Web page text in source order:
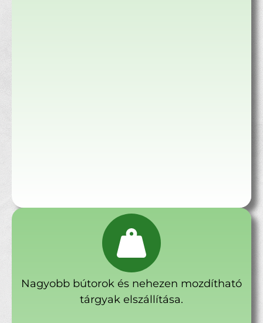
Nagyobb bútorok és nehezen mozdítható
tárgyak elszállítása.